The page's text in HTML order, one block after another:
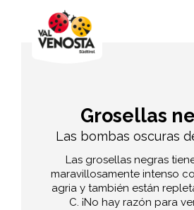
Grosellas
Las bombas oscuras
Las grosellas negras
maravillosamente intenso
agria y también están
C. ¡No hay razón para